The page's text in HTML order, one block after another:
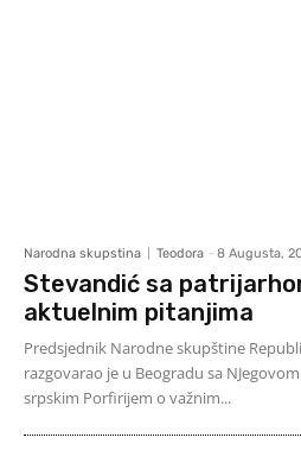
Narodna skupstina Teodora - 8 Augusta,
Stevandić sa
aktuelnim pitanjima
Predsjednik Narodne skupštine
razgovarao je u Beogradu sa
srpskim Porfirijem o važnim...